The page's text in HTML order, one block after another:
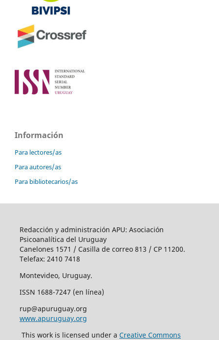
Información
Para lectores/as
Para autores/as
Para bibliotecarios/as
Redacción y administración APU: Asociación
Psicoanalítica del Uruguay
Canelones 1571 / Casilla de correo 813 / CP 11200.
Telefax: 2410 7418
Montevideo, Uruguay.
ISSN 1688-7247 (en línea)
rup@apuruguay.org
www.apuruguay.org
This work is licensed under a Creative Commons